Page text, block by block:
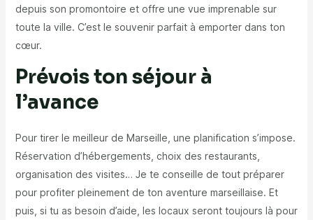
depuis son promontoire et offre une vue imprenable sur
toute la ville. C’est le souvenir parfait à emporter dans ton
cœur.
Prévois ton séjour à
l’avance
Pour tirer le meilleur de Marseille, une planification s’impose.
Réservation d’hébergements, choix des restaurants,
organisation des visites… Je te conseille de tout préparer
pour profiter pleinement de ton aventure marseillaise. Et
puis, si tu as besoin d’aide, les locaux seront toujours là pour